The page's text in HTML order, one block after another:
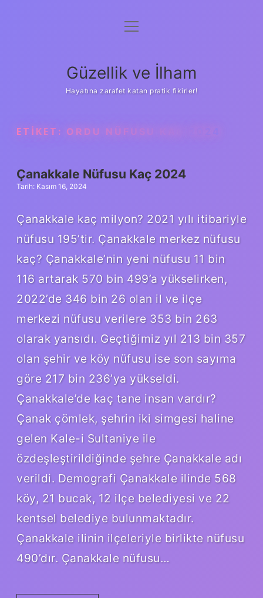
Anasayfa
Yasal Uyarı
menüyü
Güzellik ve İlham
Hayatına zarafet katan pratik fikirler!
ETIKET: ORDU NÜFUSU KAÇ 2024
Çanakkale Nüfusu Kaç 2024
Tarih: Kasım 16, 2024
Çanakkale kaç milyon? 2021 yılı itibariyle
nüfusu 195’tir. Çanakkale merkez nüfusu
kaç? Çanakkale’nin yeni nüfusu 11 bin
116 artarak 570 bin 499’a yükselirken,
2022’de 346 bin 26 olan il ve ilçe
merkezi nüfusu verilere 353 bin 263
olarak yansıdı. Geçtiğimiz yıl 213 bin 357
olan şehir ve köy nüfusu ise son sayıma
göre 217 bin 236’ya yükseldi.
Çanakkale’de kaç tane insan vardır?
Çanak çömlek, şehrin iki simgesi haline
gelen Kale-i Sultaniye ile
özdeşleştirildiğinde şehre Çanakkale adı
verildi. Demografi Çanakkale ilinde 568
köy, 21 bucak, 12 ilçe belediyesi ve 22
kentsel belediye bulunmaktadır.
Çanakkale ilinin ilçeleriyle birlikte nüfusu
490’dır. Çanakkale nüfusu…